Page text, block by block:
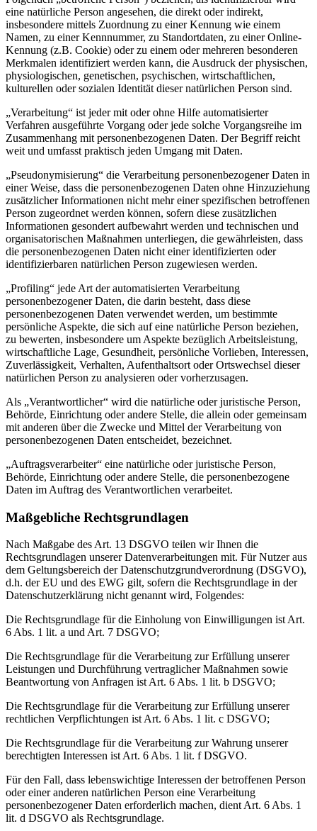
eine natürliche Person angesehen, die direkt oder indirekt,
insbesondere mittels Zuordnung zu einer Kennung wie einem
Namen, zu einer Kennnummer, zu Standortdaten, zu einer Online-
Kennung (z.B. Cookie) oder zu einem oder mehreren besonderen
Merkmalen identifiziert werden kann, die Ausdruck der physischen,
physiologischen, genetischen, psychischen, wirtschaftlichen,
kulturellen oder sozialen Identität dieser natürlichen Person sind.
„Verarbeitung“ ist jeder mit oder ohne Hilfe automatisierter
Verfahren ausgeführte Vorgang oder jede solche Vorgangsreihe im
Zusammenhang mit personenbezogenen Daten. Der Begriff reicht
weit und umfasst praktisch jeden Umgang mit Daten.
„Pseudonymisierung“ die Verarbeitung personenbezogener Daten in
einer Weise, dass die personenbezogenen Daten ohne Hinzuziehung
zusätzlicher Informationen nicht mehr einer spezifischen betroffenen
Person zugeordnet werden können, sofern diese zusätzlichen
Informationen gesondert aufbewahrt werden und technischen und
organisatorischen Maßnahmen unterliegen, die gewährleisten, dass
die personenbezogenen Daten nicht einer identifizierten oder
identifizierbaren natürlichen Person zugewiesen werden.
„Profiling“ jede Art der automatisierten Verarbeitung
personenbezogener Daten, die darin besteht, dass diese
personenbezogenen Daten verwendet werden, um bestimmte
persönliche Aspekte, die sich auf eine natürliche Person beziehen,
zu bewerten, insbesondere um Aspekte bezüglich Arbeitsleistung,
wirtschaftliche Lage, Gesundheit, persönliche Vorlieben, Interessen,
Zuverlässigkeit, Verhalten, Aufenthaltsort oder Ortswechsel dieser
natürlichen Person zu analysieren oder vorherzusagen.
Als „Verantwortlicher“ wird die natürliche oder juristische Person,
Behörde, Einrichtung oder andere Stelle, die allein oder gemeinsam
mit anderen über die Zwecke und Mittel der Verarbeitung von
personenbezogenen Daten entscheidet, bezeichnet.
„Auftragsverarbeiter“ eine natürliche oder juristische Person,
Behörde, Einrichtung oder andere Stelle, die personenbezogene
Daten im Auftrag des Verantwortlichen verarbeitet.
Maßgebliche Rechtsgrundlagen
Nach Maßgabe des Art. 13 DSGVO teilen wir Ihnen die
Rechtsgrundlagen unserer Datenverarbeitungen mit. Für Nutzer aus
dem Geltungsbereich der Datenschutzgrundverordnung (DSGVO),
d.h. der EU und des EWG gilt, sofern die Rechtsgrundlage in der
Datenschutzerklärung nicht genannt wird, Folgendes:
Die Rechtsgrundlage für die Einholung von Einwilligungen ist Art.
6 Abs. 1 lit. a und Art. 7 DSGVO;
Die Rechtsgrundlage für die Verarbeitung zur Erfüllung unserer
Leistungen und Durchführung vertraglicher Maßnahmen sowie
Beantwortung von Anfragen ist Art. 6 Abs. 1 lit. b DSGVO;
Die Rechtsgrundlage für die Verarbeitung zur Erfüllung unserer
rechtlichen Verpflichtungen ist Art. 6 Abs. 1 lit. c DSGVO;
Die Rechtsgrundlage für die Verarbeitung zur Wahrung unserer
berechtigten Interessen ist Art. 6 Abs. 1 lit. f DSGVO.
Für den Fall, dass lebenswichtige Interessen der betroffenen Person
oder einer anderen natürlichen Person eine Verarbeitung
personenbezogener Daten erforderlich machen, dient Art. 6 Abs. 1
lit. d DSGVO als Rechtsgrundlage.